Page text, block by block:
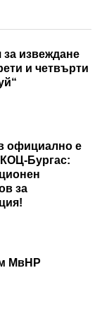
извеждане
и четвърти
официално е
Бургас:
за
МвНР